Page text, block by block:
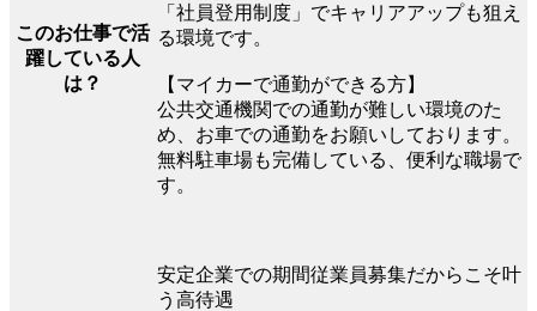
このお仕事で活
躍している人
は？
「社員登用制度」でキャリアアップも狙え
る環境です。
【マイカーで通勤ができる方】
公共交通機関での通勤が難しい環境のた
め、お車での通勤をお願いしております。
無料駐車場も完備している、便利な職場で
す。
安定企業での期間従業員募集だからこそ叶
う高待遇